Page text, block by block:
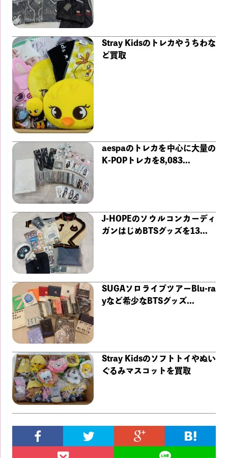
Stray Kidsのトレカやうちわな
ど買取
aespaのトレカを中心に大量の
K-POPトレカを8,083...
J-HOPEのソウルコンカーディ
ガンはじめBTSグッズを13...
SUGAソロライブツアーBlu-ra
yなど希少なBTSグッズ...
Stray Kidsのソフトトイやぬい
ぐるみマスコットを買取